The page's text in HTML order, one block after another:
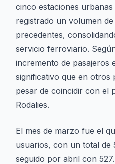
cinco estaciones
registrado un volumen
precedentes,
servicio ferroviario.
incremento de pasajeros
significativo que en otros
pesar de coincidir con el
Rodalies.
El mes de marzo fue el
usuarios, con un total de
seguido por abril con